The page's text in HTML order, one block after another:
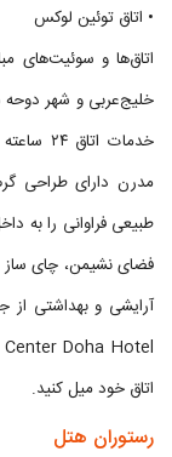
• اتاق توئین لوکس
اتاق‌ها و سوئیت‌های
خلیج‌عربی و شهر
مدرن دارای طراحی
طبیعی فراوانی را به
فضای نشیمن، چای
اتاق خود میل کنید.
رستوران هتل